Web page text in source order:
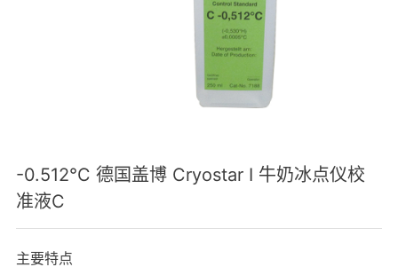
-0.512°C 德国盖博 Cryostar I 牛奶冰点仪校
准液C
主要特点